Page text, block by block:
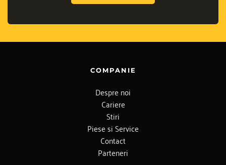
COMPANIE
Despre noi
Cariere
Stiri
Piese si Service
Contact
Parteneri